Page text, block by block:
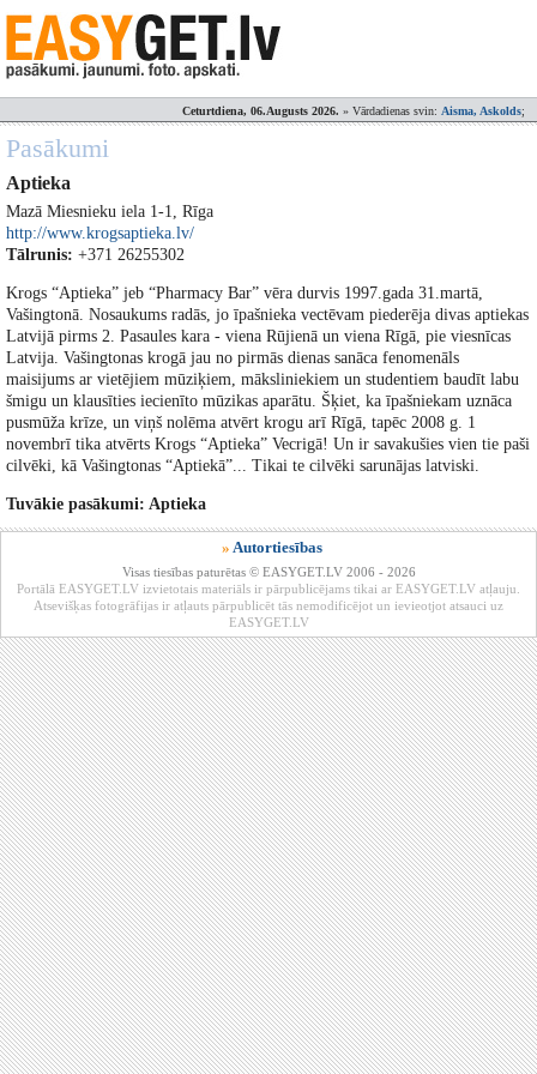
Ceturtdiena, 06.Augusts 2026. » Vārdadienas svin: Aisma, Askolds;
Pasākumi
Aptieka
Mazā Miesnieku iela 1-1, Rīga
http://www.krogsaptieka.lv/
Tālrunis: +371 26255302
Krogs “Aptieka” jeb “Pharmacy Bar” vēra durvis 1997.gada 31.martā,
Vašingtonā. Nosaukums radās, jo īpašnieka vectēvam piederēja divas aptiekas
Latvijā pirms 2. Pasaules kara - viena Rūjienā un viena Rīgā, pie viesnīcas
Latvija. Vašingtonas krogā jau no pirmās dienas sanāca fenomenāls
maisijums ar vietējiem mūziķiem, māksliniekiem un studentiem baudīt labu
šmigu un klausīties iecienīto mūzikas aparātu. Šķiet, ka īpašniekam uznāca
pusmūža krīze, un viņš nolēma atvērt krogu arī Rīgā, tapēc 2008 g. 1
novembrī tika atvērts Krogs “Aptieka” Vecrigā! Un ir savakušies vien tie paši
cilvēki, kā Vašingtonas “Aptiekā”... Tikai te cilvēki sarunājas latviski.
Tuvākie pasākumi: Aptieka
» Autortiesības
Visas tiesības paturētas © EASYGET.LV 2006 - 2026
Portālā EASYGET.LV izvietotais materiāls ir pārpublicējams tikai ar EASYGET.LV atļauju.
Atsevišķas fotogrāfijas ir atļauts pārpublicēt tās nemodificējot un ievieotjot atsauci uz
EASYGET.LV